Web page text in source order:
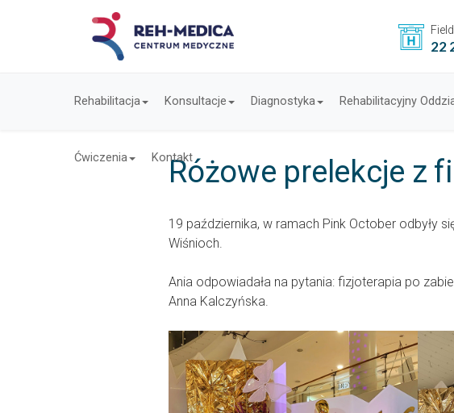
22
Rehabilitacja Konsultacje Diagnostyka Rehabilitacyjny
Ćwiczenia Kontakt
Różowe prelekcje z
19 października, w ramach Pink October odbyły
Wiśnioch.
Ania odpowiadała na pytania: fizjoterapia po
Anna Kalczyńska.